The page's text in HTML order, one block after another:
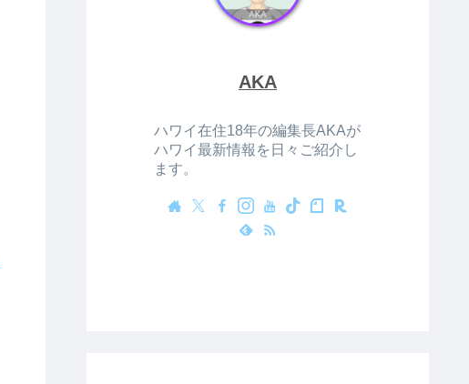
AKA
ハワイ在住18年の編集長AKAが
ハワイ最新情報を日々ご紹介し
ます。